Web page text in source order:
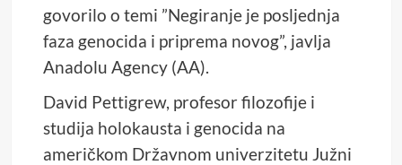
govorilo o temi ”Negiranje je posljednja
faza genocida i priprema novog”, javlja
Anadolu Agency (AA).
David Pettigrew, profesor filozofije i
studija holokausta i genocida na
američkom Državnom univerzitetu Južni